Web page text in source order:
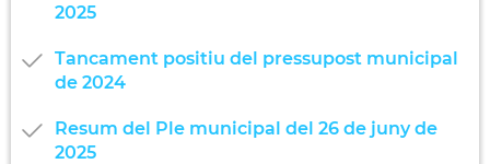
2025
Tancament positiu del pressupost municipal
de 2024
Resum del Ple municipal del 26 de juny de
2025